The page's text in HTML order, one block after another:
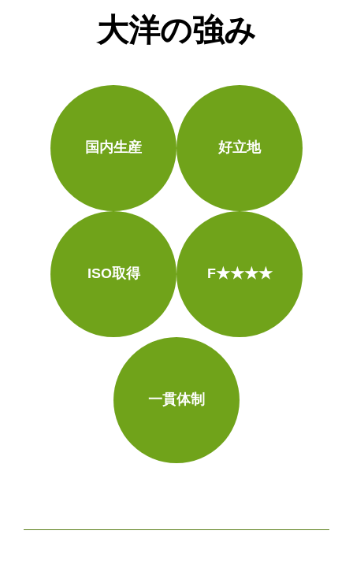
大洋の強み
国内生産 好立地
ISO取得 F★★★★
一貫体制